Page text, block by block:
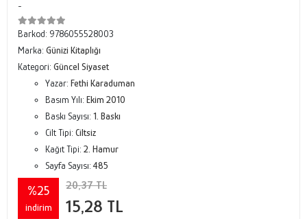
-
Barkod: 9786055528003
Marka: Günizi Kitaplığı
Kategori: Güncel Siyaset
Yazar: Fethi Karaduman
Basım Yılı: Ekim 2010
Baskı Sayısı: 1. Baskı
Cilt Tipi: Ciltsiz
Kağıt Tipi: 2. Hamur
Sayfa Sayısı:485
%25
indirim
20,37 TL
15,28 TL